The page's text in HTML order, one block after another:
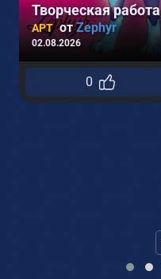
Творческая работа
АРТ отZephyr
02.08.2026
0